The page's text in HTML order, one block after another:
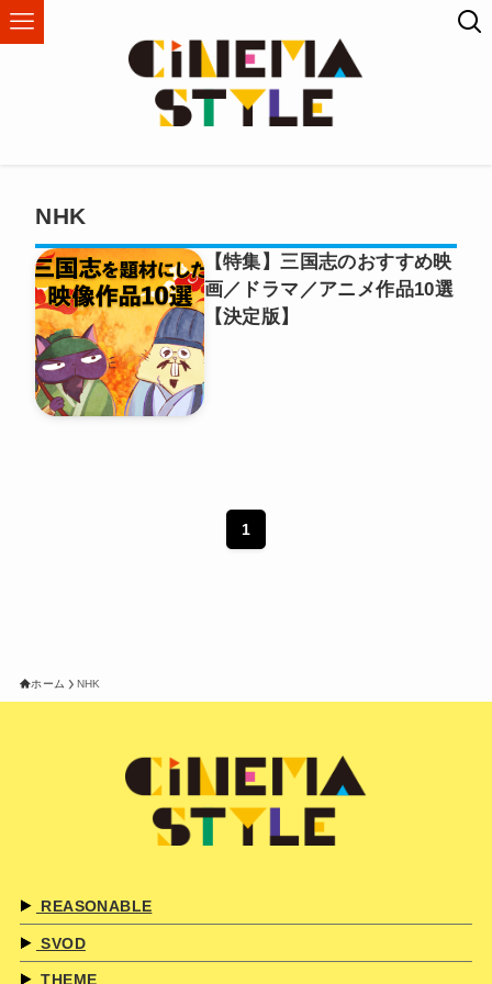
NHK
【特集】三国志のおすすめ映
画／ドラマ／アニメ作品10選
【決定版】
1
ホーム NHK
REASONABLE
SVOD
THEME